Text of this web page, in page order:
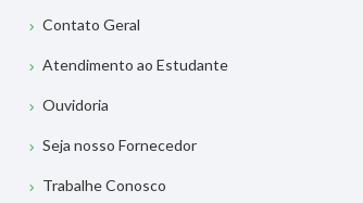
Contato Geral
Atendimento ao Estudante
Ouvidoria
Seja nosso Fornecedor
Trabalhe Conosco